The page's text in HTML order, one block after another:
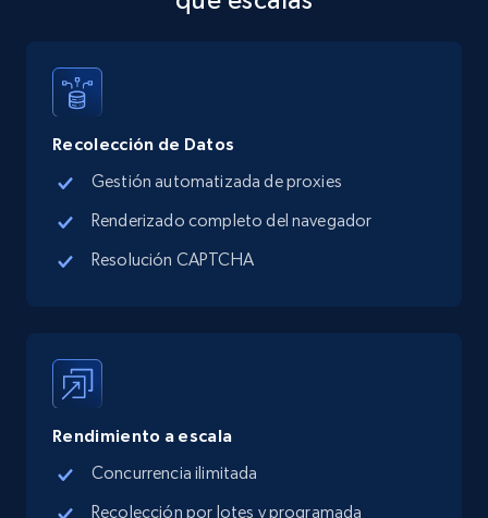
Address, Description, Business details, and
13.3K+
records by location search
Place id, URL, Country, Name, Category,
13.3K+
Google Maps full information - Collect
Google Maps Businesses data by place id
Recolección de Datos
Gestión automatizada de proxies
Renderizado completo del navegador
Resolución CAPTCHA
Rendimiento a escala
Concurrencia ilimitada
Recolección por lotes y programada